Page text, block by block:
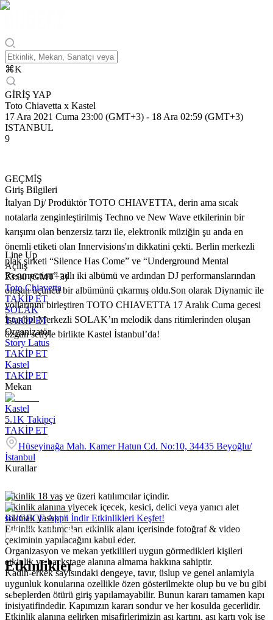
⌘K
GİRİŞ YAP
Toto Chiavetta x Kastel
17 Ara 2021 Cuma 23:00 (GMT+3) - 18 Ara 02:59 (GMT+3)
ISTANBUL
9
GEÇMİŞ
Giriş Bilgileri
İtalyan Dj/ Prodüktör TOTO CHIAVETTA, derin ama sıcak
notalarla zenginleştirilmiş Techno ve New Wave etkilerinin bir
karışımı olan benzersiz tarzı ile, elektronik müziğin şu anda en
önemli etiketi olan Innervisions'ın dikkatini çekti. Berlin merkezli
plak şirketi “Silence Has Come” ve “Underground Mental
Resurrection” adlı iki albümü ve ardından DJ performanslarından
oluşan üçüncü bir albümünü çıkarmış oldu.Son olarak Diynamic ile
yollarınını birleştiren TOTO CHIAVETTA 17 Aralık Cuma gecesi
İstanbul Merkezli SOLAK’ın melodik dans ritimlerinden oluşan
özgün setiyle birlikte Kastel İstanbul’da!
Line Up
Açılış
23:00 (GMT+3)
Toto Chiavetta
TAKİP ET
SOLAK
TAKİP ET
Organizatör
Story Latus
TAKİP ET
Kastel
TAKİP ET
Mekan
Kastel
5.1K Takipçi
TAKİP ET
Hüseyinağa Mah. Kamer Hatun Cd. No:10, 34435 Beyoğlu/
İstanbul
Kurallar
Etkinlik 18 yaş ve üzeri katılımcılar içindir.
Etkinlik alanına yiyecek içecek, kesici, delici veya yanıcı alet
sokmak yasaktır.
Etkinlik katılımcıları etkinlik alanı içerisinde fotoğraf & video
çekiminin yapılacağını kabul eder.
Organizasyon ve mekan yetkilileri uygun görmedikleri kişileri
etkinlik ve backstage alanına almama hakkına sahiptir.
Kadın-erkek sayısındaki dengeye, tavır, üslup ve genel anlamiyla
uygunluk konularına ozellikle özen gösterilmekte olup bu ve bu gibi
sebeplerden ötürü giriş yapılamayabilir. Bunun kararı tamamen kapı
inisiyatifindedir. Kapımızın kararı sondur ve her kosulda gecerlidir.
Etkinlik alanına gelirken misafirlerimizin aşı kartını, aşı kartı yok ise
BUGECE App'i İndir Etkinlikleri Keşfet!
Etkinlikler